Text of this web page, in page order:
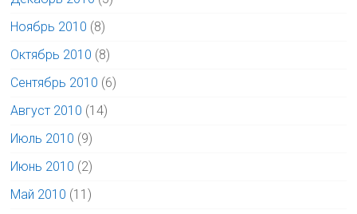
Ноябрь 2010 (8)
Октябрь 2010 (8)
Сентябрь 2010 (6)
Август 2010 (14)
Июль 2010 (9)
Июнь 2010 (2)
Май 2010 (11)